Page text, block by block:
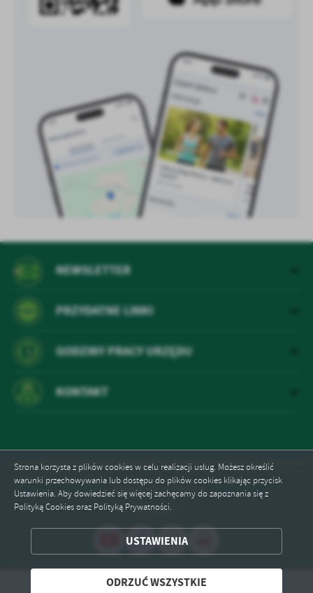
Strona korzysta z plików cookies w celu realizacji usług. Możesz określić
warunki przechowywania lub dostępu do plików cookies klikając przycisk
Ustawienia. Aby dowiedzieć się więcej zachęcamy do zapoznania się z
Polityką Cookies oraz Polityką Prywatności.
USTAWIENIA
ODRZUĆ WSZYSTKIE
ZAPISZ WYBRANE
ODRZUĆ WSZYSTKIE
PRZYDATNE LINKI
NEWSLETTER
GODZINY PRACY URZĘDU
KONTAKT
Odwiedzin: 1045753
Online: 4